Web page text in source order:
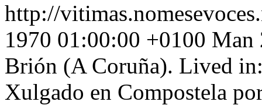
http://
1970 01:00:00 +0100 Man
Brión (A Coruña). Lived
Xulgado en Compostela